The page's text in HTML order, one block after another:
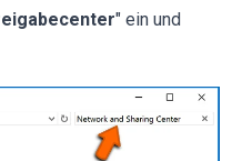
" ein und